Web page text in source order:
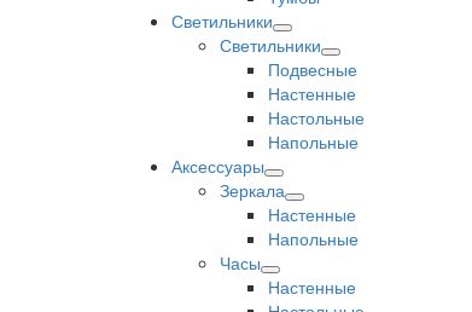
Светильники
Светильники
Подвесные
Настенные
Настольные
Напольные
Аксессуары
Зеркала
Настенные
Напольные
Часы
Настенные